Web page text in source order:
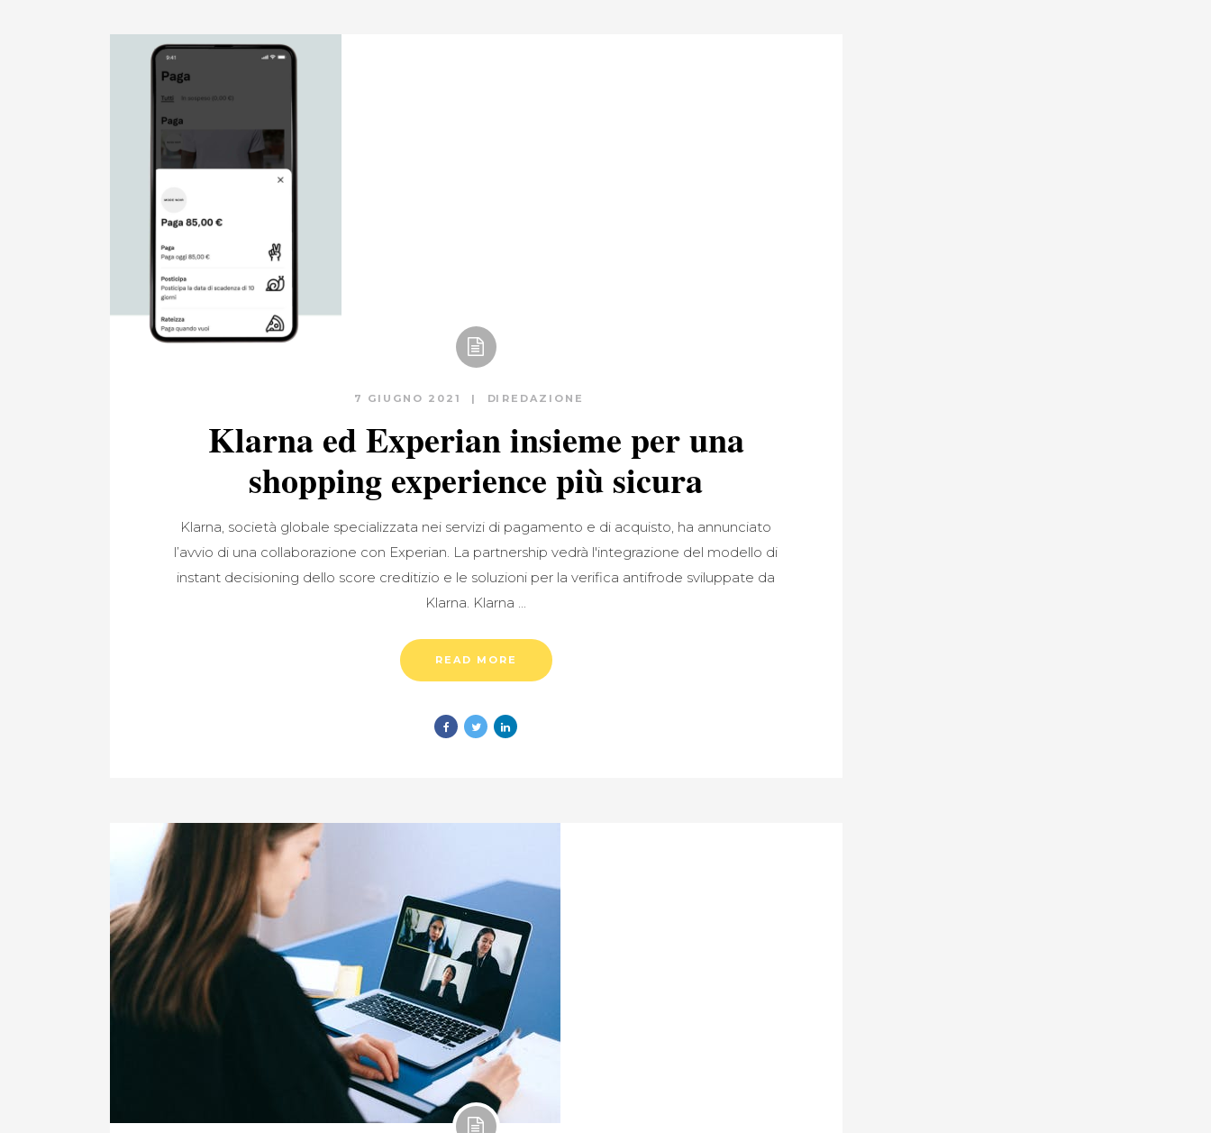
7 GIUGNO 2021 DI REDAZIONE
Klarna ed Experian insieme per una
shopping experience più sicura
Klarna, società globale specializzata nei servizi di pagamento e di acquisto, ha annunciato
l’avvio di una collaborazione con Experian. La partnership vedrà l'integrazione del modello di
instant decisioning dello score creditizio e le soluzioni per la verifica antifrode sviluppate da
Klarna. Klarna
READ MORE